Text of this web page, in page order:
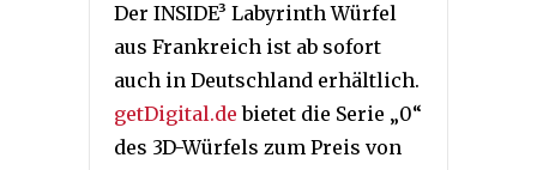
Der INSIDE³ Labyrinth Würfel
aus Frankreich ist ab sofort
auch in Deutschland erhältlich.
getDigital.de bietet die Serie „0“
des 3D-Würfels zum Preis von